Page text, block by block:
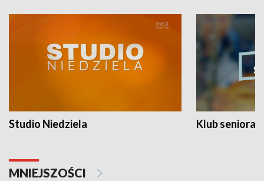
Studio Niedziela Klub seniora
MNIEJSZOŚCI